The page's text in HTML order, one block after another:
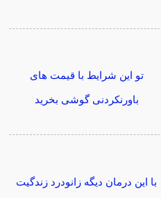
تو این شرایط با قیمت های
باورنکردنی گوشی بخرید
با این درمان دیگه زانودرد زندگیت